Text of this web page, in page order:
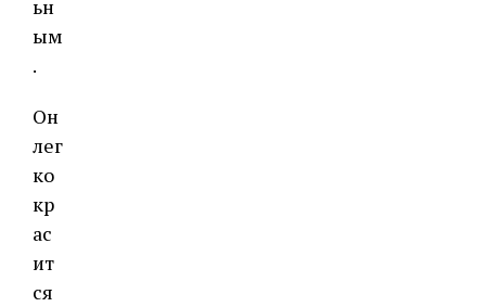
ьн
ым
.
Он
лег
ко
кр
ас
ит
ся